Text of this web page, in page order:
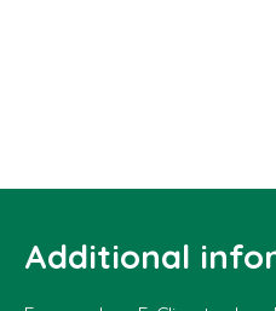
Additional